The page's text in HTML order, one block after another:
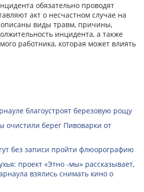
обязательно проводят
акт о несчастном случае на
описаны виды травм, причины,
инцидента, а также
работника, которая может влиять
благоустроят березовую рощу
очистили берег Пивоварки от
без записи пройти флюорографию
проект «Этно -мы» рассказывает,
взялись снимать кино о